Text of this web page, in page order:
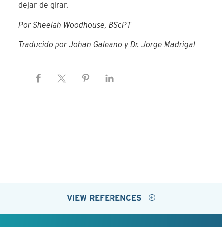
dejar de girar.
Por Sheelah Woodhouse, BScPT
Traducido por Johan Galeano y Dr. Jorge Madrigal
VIEW REFERENCES